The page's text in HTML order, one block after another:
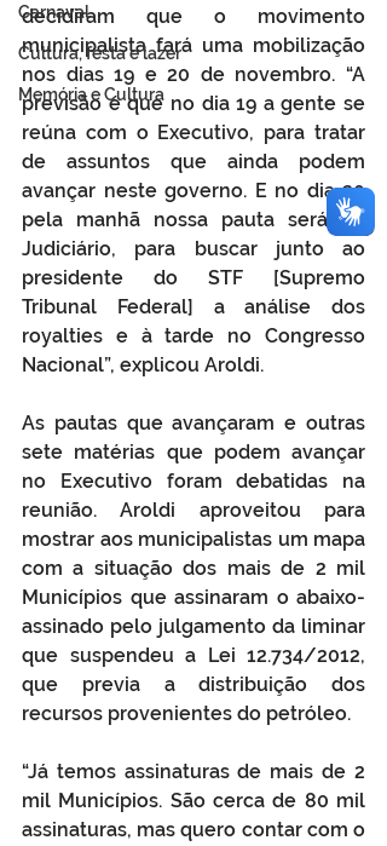
Carnaval
Cultura, festa e lazer
Memória e Cultura
decidiram que o movimento
municipalista fará uma mobilização
nos dias 19 e 20 de novembro. “A
previsão é que no dia 19 a gente se
reúna com o Executivo, para tratar
de assuntos que ainda podem
avançar neste governo. E no dia 20
pela manhã nossa pauta será no
Judiciário, para buscar junto ao
presidente do STF [Supremo
Tribunal Federal] a análise dos
royalties e à tarde no Congresso
Nacional”, explicou Aroldi.
As pautas que avançaram e outras
sete matérias que podem avançar
no Executivo foram debatidas na
reunião. Aroldi aproveitou para
mostrar aos municipalistas um mapa
com a situação dos mais de 2 mil
Municípios que assinaram o abaixo-
assinado pelo julgamento da liminar
que suspendeu a Lei 12.734/2012,
que previa a distribuição dos
recursos provenientes do petróleo.
“Já temos assinaturas de mais de 2
mil Municípios. São cerca de 80 mil
assinaturas, mas quero contar com o